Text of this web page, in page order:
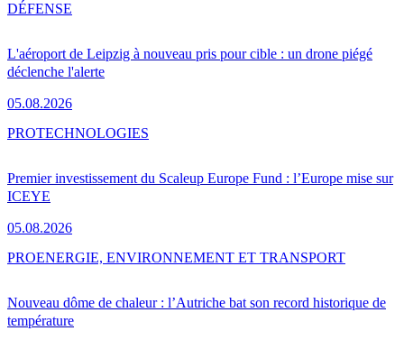
L'aéroport de Leipzig à nouveau pris pour cible : un drone piégé
déclenche l'alerte
05.08.2026
DÉFENSE
Premier investissement du Scaleup Europe Fund : l’Europe mise sur
ICEYE
05.08.2026
PROTECHNOLOGIES
Nouveau dôme de chaleur : l’Autriche bat son record historique de
température
PROENERGIE, ENVIRONNEMENT ET TRANSPORT